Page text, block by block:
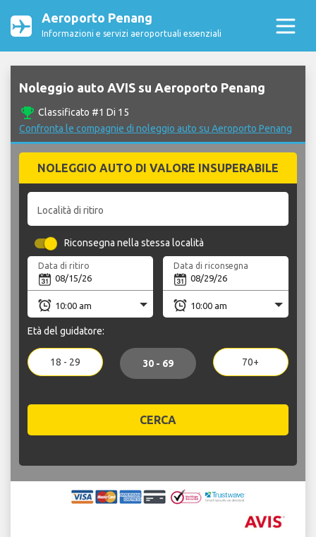
Aeroporto Penang
Informazioni e servizi aeroportuali essenziali
Noleggio auto AVIS su Aeroporto Penang
emoji_events Classificato #1 Di 15
Confronta le compagnie di noleggio auto su Aeroporto Penang
NOLEGGIO AUTO DI VALORE INSUPERABILE
Località di ritiro
Riconsegna nella stessa località
Data di ritiro Data di riconsegna
Età del guidatore:
18 - 29 30 - 69 70+
CERCA